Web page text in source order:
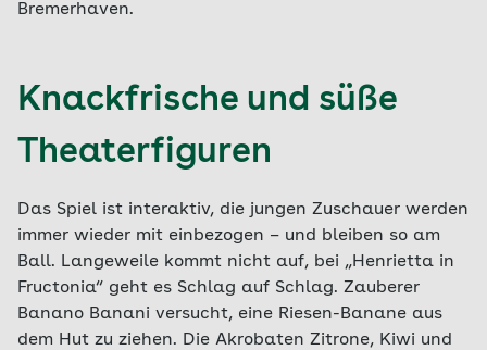
Bremerhaven.
Knackfrische und süße
Theaterfiguren
Das Spiel ist interaktiv, die jungen Zuschauer werden
immer wieder mit einbezogen – und bleiben so am
Ball. Langeweile kommt nicht auf, bei „Henrietta in
Fructonia“ geht es Schlag auf Schlag. Zauberer
Banano Banani versucht, eine Riesen-Banane aus
dem Hut zu ziehen. Die Akrobaten Zitrone, Kiwi und